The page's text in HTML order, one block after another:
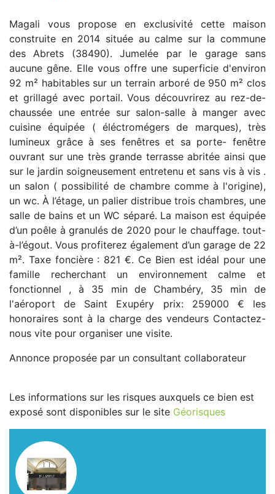
Magali vous propose en exclusivité cette maison
construite en 2014 située au calme sur la commune
des Abrets (38490). Jumelée par le garage sans
aucune gêne. Elle vous offre une superficie d'environ
92 m² habitables sur un terrain arboré de 950 m² clos
et grillagé avec portail. Vous découvrirez au rez-de-
chaussée une entrée sur salon-salle à manger avec
cuisine équipée ( éléctromégers de marques), très
lumineux grâce à ses fenêtres et sa porte- fenêtre
ouvrant sur une très grande terrasse abritée ainsi que
sur le jardin soigneusement entretenu et sans vis à vis .
un salon ( possibilité de chambre comme à l'origine),
un wc. À l’étage, un palier distribue trois chambres, une
salle de bains et un WC séparé. La maison est équipée
d’un poêle à granulés de 2020 pour le chauffage. tout-
à-l’égout. Vous profiterez également d’un garage de 22
m². Taxe foncière : 821 €. Ce Bien est idéal pour une
famille recherchant un environnement calme et
fonctionnel , à 35 min de Chambéry, 35 min de
l'aéroport de Saint Exupéry prix: 259000 € les
honoraires sont à la charge des vendeurs Contactez-
nous vite pour organiser une visite.
Annonce proposée par un consultant collaborateur
Les informations sur les risques auxquels ce bien est
exposé sont disponibles sur le site Géorisques